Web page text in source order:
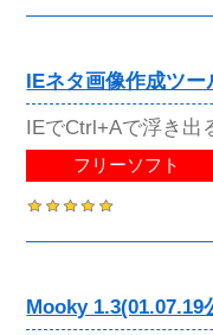
IEネタ画像作成ツー
IEでCtrl+Aで浮き出
フリーソフト
Mooky 1.3(01.07.19